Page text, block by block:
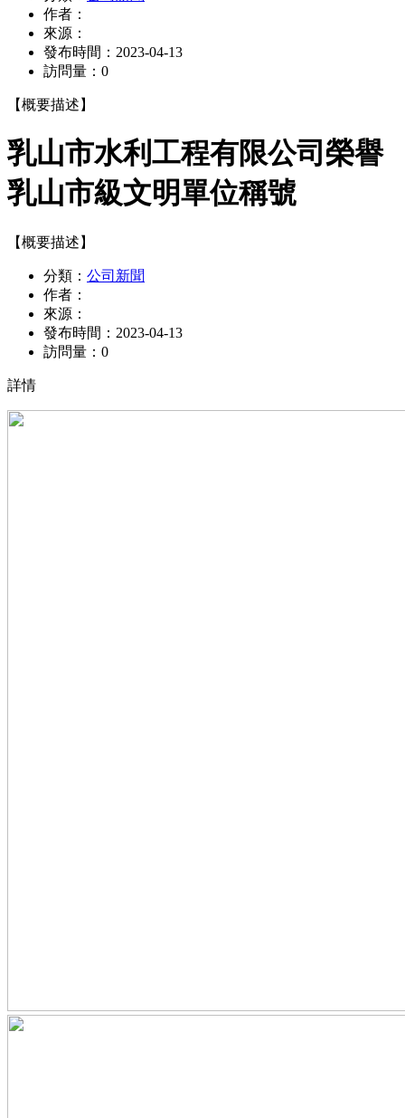
作者：
來源：
發布時間： 2023-04-13
訪問量： 0
【概要描述】
乳山市水利工程有限公司榮譽
乳山市級文明單位稱號
【概要描述】
分類： 公司新聞
作者：
來源：
發布時間： 2023-04-13
訪問量： 0
詳情